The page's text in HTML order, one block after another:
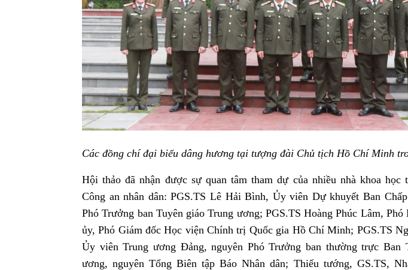
Các đồng chí đại biểu dâng hương tại tượng đài Chủ tịch Hồ Chí Minh
Hội thảo đã nhận được sự quan tâm tham dự của nhiều nhà khoa
Công an nhân dân: PGS.TS Lê Hải Bình, Ủy viên Dự khuyết Ban
Phó Trưởng ban Tuyên giáo Trung ương; PGS.TS Hoàng Phúc Lâm,
ủy, Phó Giám đốc Học viện Chính trị Quốc gia Hồ Chí Minh; PGS.TS
Ủy viên Trung ương Đảng, nguyên Phó Trưởng ban thường trực Ban
ương, nguyên Tổng Biên tập Báo Nhân dân; Thiếu tướng, GS.TS,